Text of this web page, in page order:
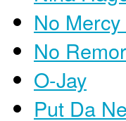
No
No
O-Jay
Put Da